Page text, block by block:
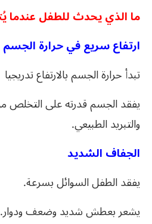
ما الذي يحدث للطفل عندما
ارتفاع سريع في حرارة الجسم
تبدأ حرارة الجسم بالارتفاع تدريجيا
يفقد الجسم قدرته على التخلص
والتبريد الطبيعي.
الجفاف الشديد
يفقد الطفل السوائل بسرعة.
يشعر بعطش شديد وضعف ودوار.